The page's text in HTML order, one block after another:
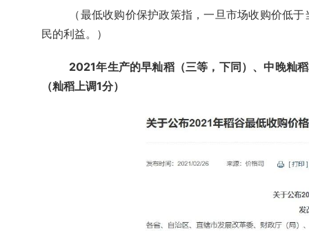
（最低收购价保护政策指，一旦市场收购价低
民的利益。）
2021年生产的早籼稻（三等，下同）、中晚籼
（籼稻上调1分）